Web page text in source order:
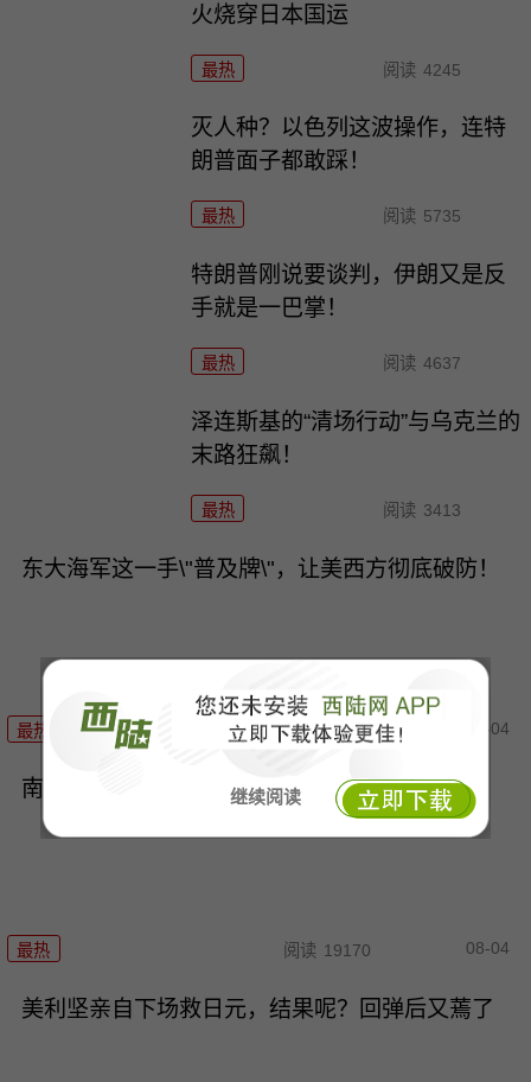
继续阅读
火烧穿日本国运
最热 阅读 4245
灭人种？以色列这波操作，连特
朗普面子都敢踩！
最热 阅读 5735
特朗普刚说要谈判，伊朗又是反
手就是一巴掌！
最热 阅读 4637
泽连斯基的“清场行动”与乌克兰的
末路狂飙！
最热 阅读 3413
东大海军这一手\"普及牌\"，让美西方彻底破防！
最热 阅读 22101 08-04
南海6天禁航，东大摆下“阳谋棋”，锤炼铁拳头！
最热 阅读 19170 08-04
美利坚亲自下场救日元，结果呢？回弹后又蔫了